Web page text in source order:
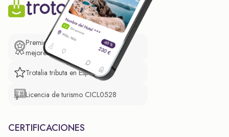
Premio de El Confidencial a las
mejores prácticas empresariales.
Trotalia tributa en España
Licencia de turismo CICL0528
CERTIFICACIONES